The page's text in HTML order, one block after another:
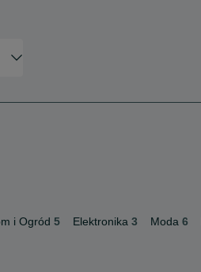
i Ogród 5 Elektronika 3 Moda 6